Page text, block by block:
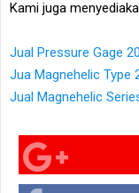
Kami juga
Jual Pressure Gage
Jua Magnehelic Type
Jual Magnehelic